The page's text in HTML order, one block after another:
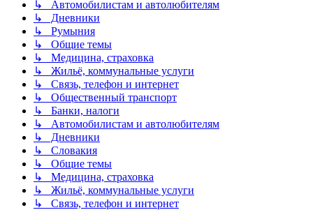
↳ Автомобилистам и автолюбителям
↳ Дневники
↳ Румыния
↳ Общие темы
↳ Медицина, страховка
↳ Жильё, коммунальные услуги
↳ Связь, телефон и интернет
↳ Общественный транспорт
↳ Банки, налоги
↳ Автомобилистам и автолюбителям
↳ Дневники
↳ Словакия
↳ Общие темы
↳ Медицина, страховка
↳ Жильё, коммунальные услуги
↳ Связь, телефон и интернет